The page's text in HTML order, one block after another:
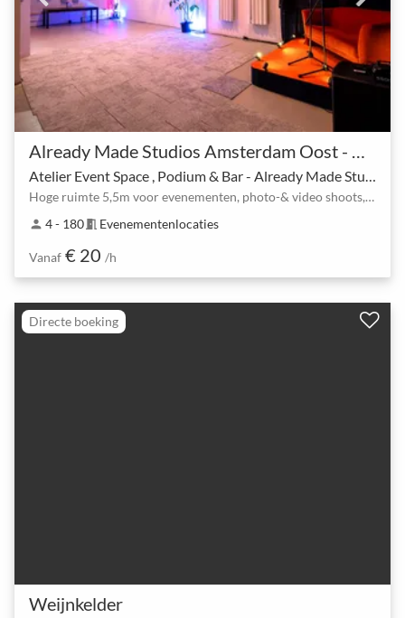
Hoge ruimte 5,5m voor evenementen, photo-& video shoots, borrels, (bedrijfs)feesten en presentaties.
person 4 - 180meeting_room Evenementenlocaties
Vanaf € 20 /h
Directe boeking
Weijnkelder